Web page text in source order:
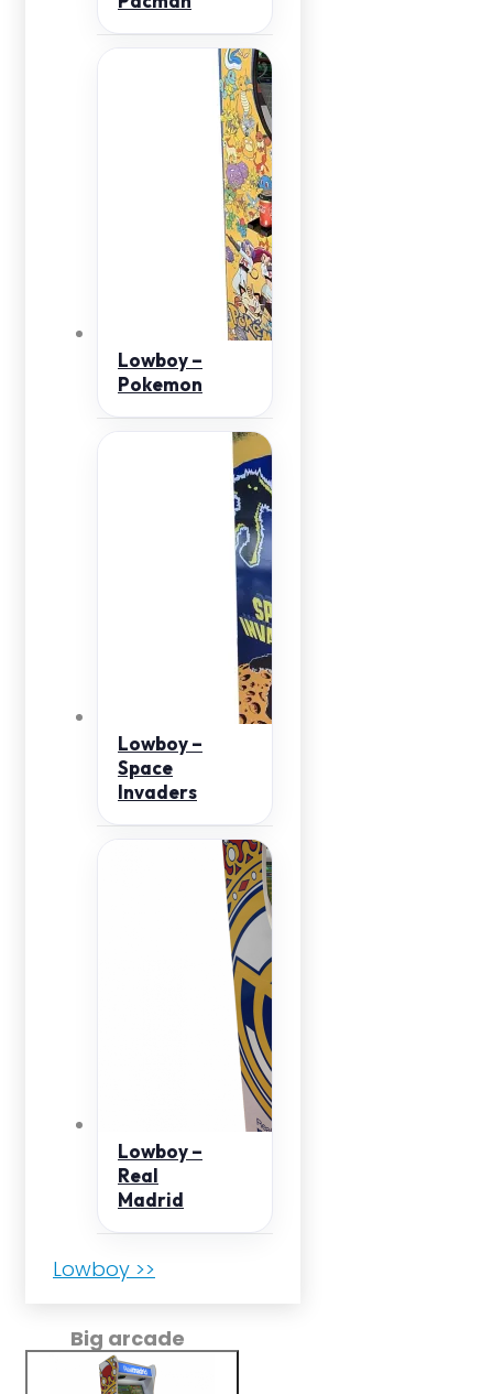
Lowboy –
Pokemon
Lowboy –
Space
Invaders
Lowboy –
Real
Madrid
Lowboy >>
Big arcade